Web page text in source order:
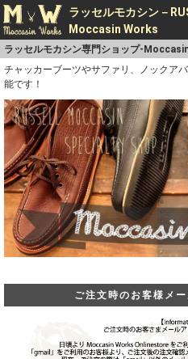
ラッセルモカシン専門ショップ-
チャッカーブーツやサファリ、ノックア
能です！
ラッセルモカシン－
Moccasin Works
ご注文時のお客様メ